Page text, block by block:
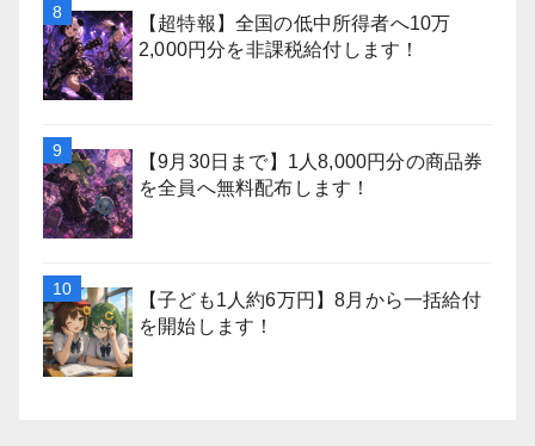
【超特報】全国の低中所得者へ10万
2,000円分を非課税給付します！
【9月30日まで】1人8,000円分の商品券
を全員へ無料配布します！
【子ども1人約6万円】8月から一括給付
を開始します！